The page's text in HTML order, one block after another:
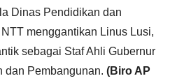
Dinas Pendidikan dan
menggantikan Linus Lusi,
sebagai Staf Ahli Gubernur
dan Pembangunan. (Biro AP